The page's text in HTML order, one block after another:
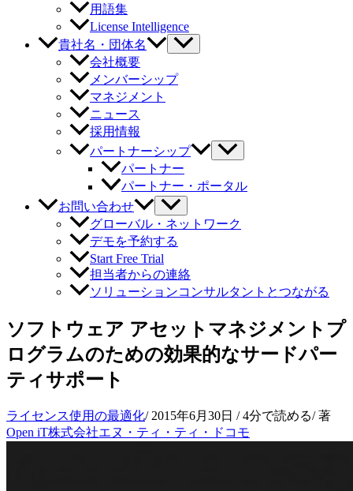
用語集
License Intelligence
貴社名・団体名
会社概要
メンバーシップ
マネジメント
ニュース
採用情報
パートナーシップ
パートナー
パートナー・ポータル
お問い合わせ
グローバル・ネットワーク
デモを予約する
Start Free Trial
担当者からの連絡
ソリューションコンサルタントとつながる
ソフトウェア アセットマネジメントプ
ログラムのための効果的なサードパー
ティサポート
ライセンス使用の最適化/ 2015年6月30日 / 4分で読める/ 著
Open iT株式会社エヌ・ティ・ティ・ドコモ